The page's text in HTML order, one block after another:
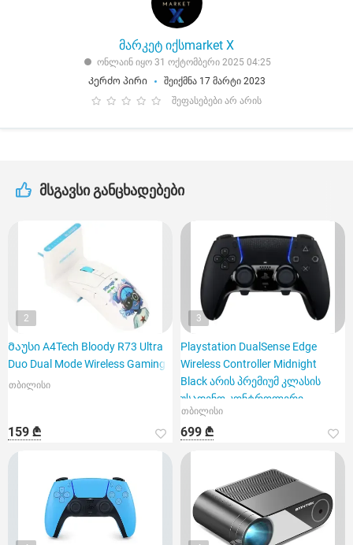
მარკეტ იქსmarket X
ონლაინ იყო 31 ოქტომბერი 2025 04:25
Კერძო პირი
შეიქმნა 17 მარტი 2023
შეფასებები არ არის
მსგავსი განცხადებები
2
Მაუსი A4Tech Bloody R73 Ultra
Duo Dual Mode Wireless Gaming
თბილისი
159 ₾
3
Playstation DualSense Edge
Wireless Controller Midnight
Black არის პრემიუმ კლასის
უსადენო კონტროლერი
თბილისი
699 ₾